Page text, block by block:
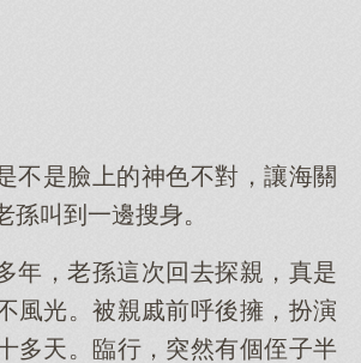
不是臉上的神色不對，讓海關
孫叫到一邊搜身。
年，老孫這次回去探親，真是
風光。被親戚前呼後擁，扮演
多天。臨行，突然有個侄子半